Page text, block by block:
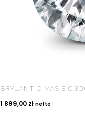
BRYLANT O MASIE
1 899,00 zł netto